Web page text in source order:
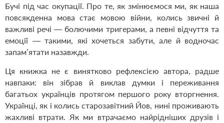
Бучі під час окупації. Про те, як змінюємося ми, як наша
повсякденна мова стає мовою війни, колись звичні й
важливі речі — ​болючими тригерами, а певні відчуття та
емоції — ​такими, які хочеться забути, але й водночас
запам’ятати назавжди.
Ця книжка не є винятково рефлексією автора, радше
навпаки: він зібрав й виклав думки і переживання
багатьох українців протягом першого року вторгнення.
Україн­ці, як і колись старозавітний Йов, нині проживають
жахливі втрати. Як ми втрачаємо найрідніших друзів і